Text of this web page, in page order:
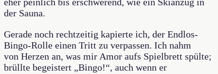
der Sauna.
Gerade noch rechtzeitig kapierte ich, der Endlos-
Bingo-Rolle einen Tritt zu verpassen. Ich nahm
von Herzen an, was mir Amor aufs Spielbrett spülte;
brüllte begeistert „Bingo!“, auch wenn er